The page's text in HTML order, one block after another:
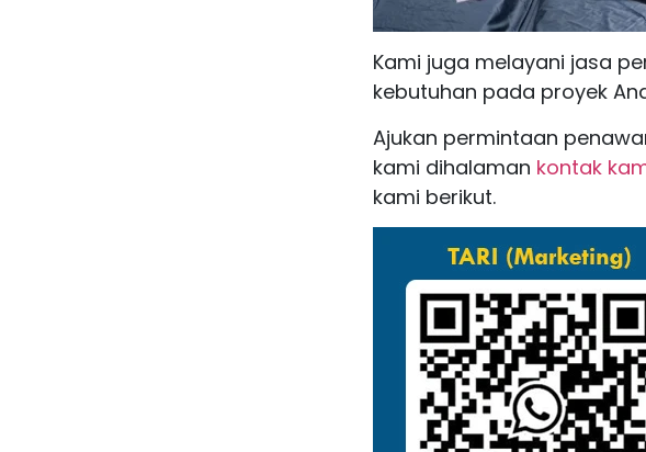
Kami juga melayani jasa
kebutuhan pada proyek
Ajukan permintaan
kami dihalaman kontak
kami berikut.